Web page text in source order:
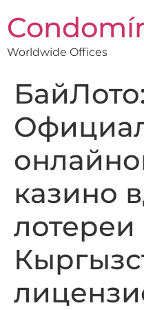
Worldwide Offices
казино
лотереи